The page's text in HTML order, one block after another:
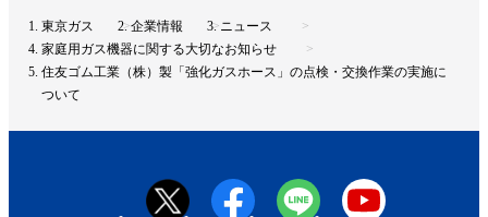
プ
東京ガス 企業情報
ニュース
家庭用ガス機器に関する大切なお知らせ
住友ゴム工業（株）製「強化ガスホース」の点検・交換作業の実施に
ついて